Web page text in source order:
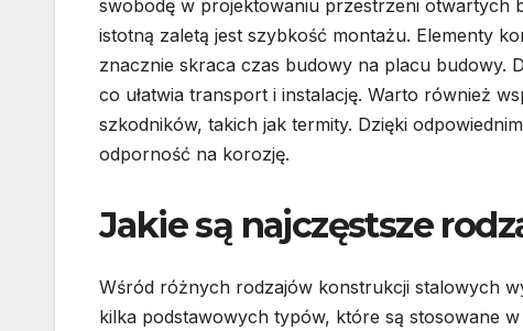
swobodę w projektowaniu przestrzeni otwartych
istotną zaletą jest szybkość montażu. Elementy
znacznie skraca czas budowy na placu budowy.
co ułatwia transport i instalację. Warto również
szkodników, takich jak termity. Dzięki
odporność na korozję.
Jakie są najczęstsze
Wśród różnych rodzajów konstrukcji stalowych
kilka podstawowych typów, które są stosowane